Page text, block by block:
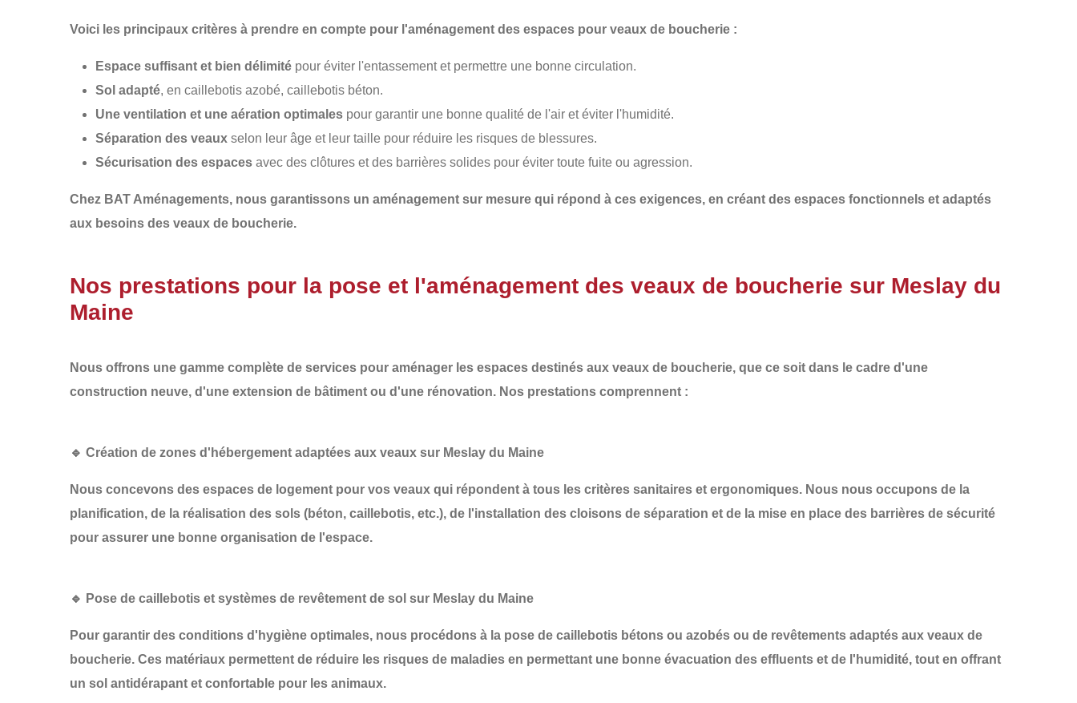
Voici les principaux critères à prendre en compte pour l'aménagement des espaces pour veaux de boucherie :
Espace suffisant et bien délimité pour éviter l'entassement et permettre une bonne circulation.
Sol adapté, en caillebotis azobé, caillebotis béton.
Une ventilation et une aération optimales pour garantir une bonne qualité de l'air et éviter l'humidité.
Séparation des veaux selon leur âge et leur taille pour réduire les risques de blessures.
Sécurisation des espaces avec des clôtures et des barrières solides pour éviter toute fuite ou agression.
Chez BAT Aménagements, nous garantissons un aménagement sur mesure qui répond à ces exigences, en créant des espaces fonctionnels et adaptés
aux besoins des veaux de boucherie.
Nos prestations pour la pose et l'aménagement des veaux de boucherie sur Meslay du
Maine
Nous offrons une gamme complète de services pour aménager les espaces destinés aux veaux de boucherie, que ce soit dans le cadre d'une
construction neuve, d'une extension de bâtiment ou d'une rénovation. Nos prestations comprennent :
🔹 Création de zones d'hébergement adaptées aux veaux sur Meslay du Maine
Nous concevons des espaces de logement pour vos veaux qui répondent à tous les critères sanitaires et ergonomiques. Nous nous occupons de la
planification, de la réalisation des sols (béton, caillebotis, etc.), de l'installation des cloisons de séparation et de la mise en place des barrières de sécurité
pour assurer une bonne organisation de l'espace.
🔹 Pose de caillebotis et systèmes de revêtement de sol sur Meslay du Maine
Pour garantir des conditions d'hygiène optimales, nous procédons à la pose de caillebotis bétons ou azobés ou de revêtements adaptés aux veaux de
boucherie. Ces matériaux permettent de réduire les risques de maladies en permettant une bonne évacuation des effluents et de l'humidité, tout en offrant
un sol antidérapant et confortable pour les animaux.